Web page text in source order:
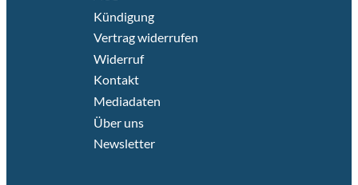
Kündigung
Vertrag widerrufen
Widerruf
Kontakt
Mediadaten
Über uns
Newsletter